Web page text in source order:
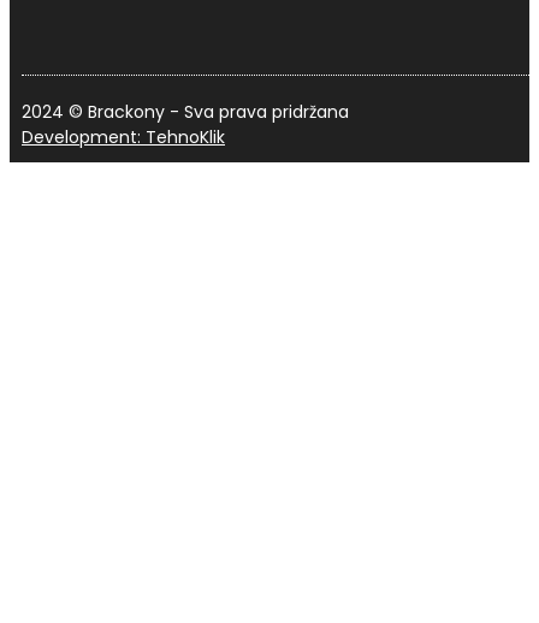
2024 © Brackony - Sva prava pridržana
Development: TehnoKlik